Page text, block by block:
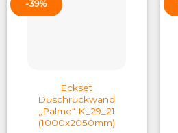
-39%
Eckset
Duschrückwand
„Palme“ K_29_21
(1000x2050mm)